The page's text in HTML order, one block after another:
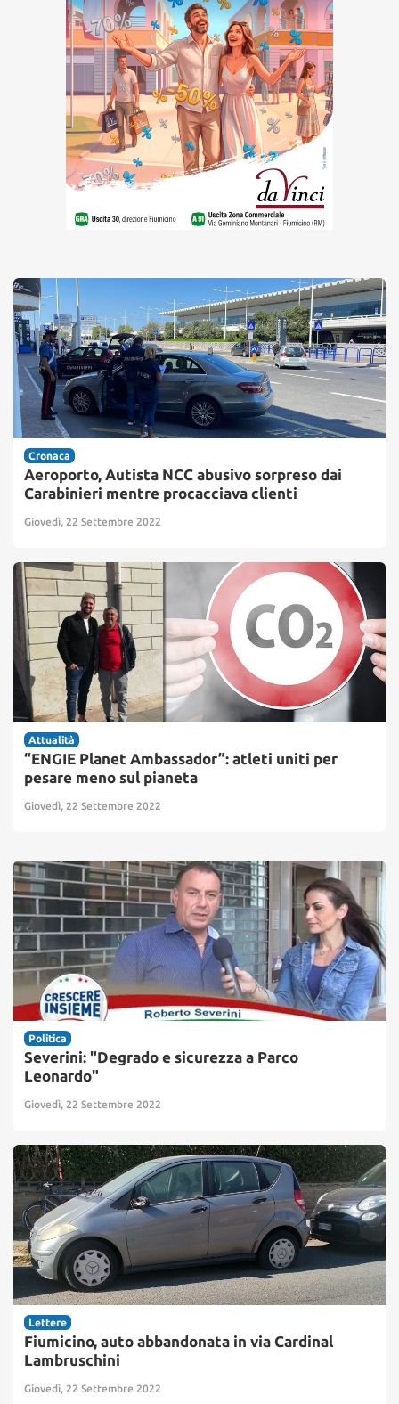
Cronaca
Aeroporto, Autista NCC abusivo sorpreso dai
Carabinieri mentre procacciava clienti
Giovedì, 22 Settembre 2022
Attualità
“ENGIE Planet Ambassador”: atleti uniti per
pesare meno sul pianeta
Giovedì, 22 Settembre 2022
Politica
Severini: "Degrado e sicurezza a Parco
Leonardo"
Giovedì, 22 Settembre 2022
Lettere
Fiumicino, auto abbandonata in via Cardinal
Lambruschini
Giovedì, 22 Settembre 2022